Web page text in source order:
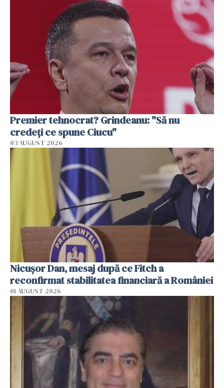
Premier tehnocrat? Grindeanu: "Să nu
credeți ce spune Ciucu"
03 AUGUST 2026
Nicuşor Dan, mesaj după ce Fitch a
reconfirmat stabilitatea financiară a României
01 AUGUST 2026